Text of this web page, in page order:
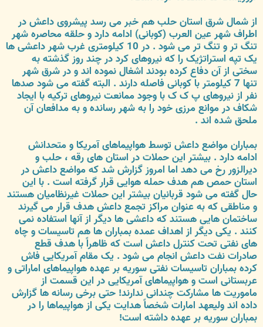
از شمال شرق استان حلب هم خبر می رسد پیشروی داعش در
اطراف شهر عین العرب (کوبانی) ادامه دارد و حلقه محاصره شهر
تنگ تر و تنگ تر می شود . در 10 کیلومتری غرب شهر داعشی ها
یک تپه استراتژیک را که نیروهای کرد در چند روز گذشته به
سختی از آن دفاع کرده بودند اشغال نموده اند و در شرق شهر
تنها 7 کیلومتر با کوبانی فاصله دارند . البته گفته می شود صدها
نفر از نیروهای پ ک ک با وجود ممانعت نیروهای ترکیه با ایجاد
شکاف در موانع مرزی خود را به شهر رسانده و به مدافعان آن
ملحق شده اند .
بمباران مواضع داعش توسط هواپیماهای آمریکا و متحدانش
ادامه دارد . بیشتر این حملات در استان های رقه ، حلب و
دیرالزور رخ می دهد اما امروز گزارش شد که مواضع داعش در
استان حمص هم هدف حمله هوایی قرار گرفته است . با این
حال گفته می شود قربانیان بیشتر این حملات غیرنظامیان هستند
و مناطقی که به عنوان مراکز تجمع داعش هدف قرار می گیرند
ساختمان هایی هستند که داعشی ها دیگر از آنها استفاده نمی
کنند . یکی دیگر از اهداف عمده بمباران ها هم تاسیسات و چاه
های نفتی تحت کنترل داعش است که ظاهراً با هدف قطع
صادرات نفت داعش انجام می شود . یک مقام آمریکایی فاش
کرده بمباران تاسیسات نفتی سوریه بر عهده هواپیماهای اماراتی و
عربستانی است و هواپیماهای آمریکایی در این قسمت از
ماموریت ها مشارکت چندانی ندارند! حتی برخی رسانه ها گزارش
داده اند ولیعهد امارات شخصاً هدایت یکی از هواپیماها را در
بمباران سوریه بر عهده داشته است!